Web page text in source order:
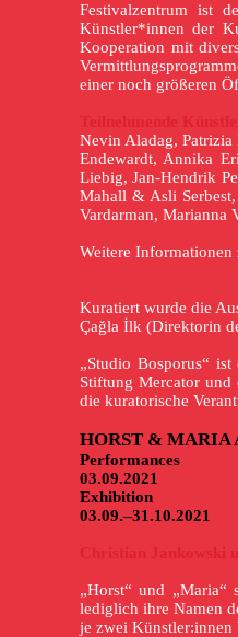
Festivalzentrum ist
Künstler*innen der
Kooperation mit
einer noch größeren
Nevin Aladag,
Endewardt, Annika
Liebig, Jan-Hendrik
Mahall & Asli
Vardarman, Marianna
Weitere
Kuratiert wurde die
Çağla İlk (Direktorin
„Studio Bosporus“
Stiftung Mercator
die kuratorische
HORST & MARIA
Performances
03.09.2021
Exhibition
03.09.–31.10.2021
„Horst“ und
lediglich ihre Namen
je zwei Künstler:innen